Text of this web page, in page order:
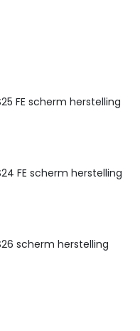
FE scherm herstelling
FE scherm herstelling
scherm herstelling